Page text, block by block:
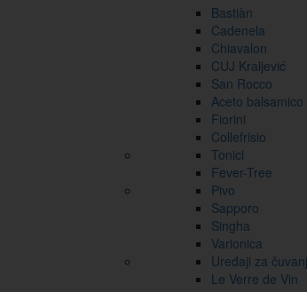
Bastiàn
Cadenela
Chiavalon
CUJ Kraljević
San Rocco
Aceto balsamico
Fiorini
Collefrisio
Tonici
Fever-Tree
Pivo
Sapporo
Singha
Varionica
Uređaji za
Le Verre de Vin